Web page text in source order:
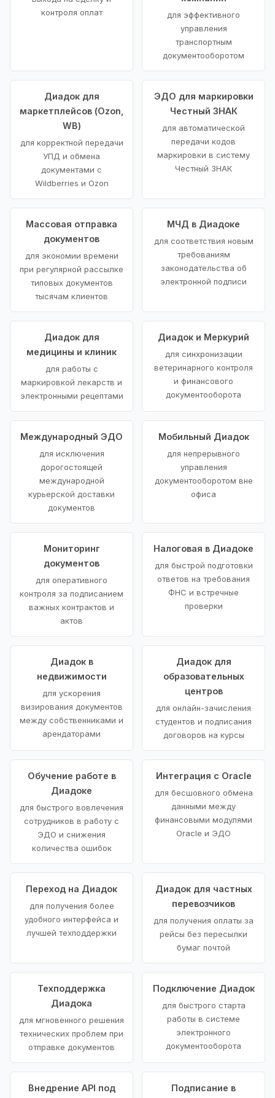
контроля оплат
для эффективного
управления
транспортным
документооборотом
Диадок для
маркетплейсов (Ozon,
WB)
для корректной передачи
УПД и обмена
документами с
Wildberries и Ozon
ЭДО для маркировки
Честный ЗНАК
для автоматической
передачи кодов
маркировки в систему
Честный ЗНАК
Массовая отправка
документов
для экономии времени
при регулярной рассылке
типовых документов
тысячам клиентов
МЧД в Диадоке
для соответствия новым
требованиям
законодательства об
электронной подписи
Диадок для
медицины и клиник
для работы с
маркировкой лекарств и
электронными рецептами
Диадок и Меркурий
для синхронизации
ветеринарного контроля
и финансового
документооборота
Международный ЭДО
для исключения
дорогостоящей
международной
курьерской доставки
документов
Мобильный Диадок
для непрерывного
управления
документооборотом вне
офиса
Мониторинг
документов
для оперативного
контроля за подписанием
важных контрактов и
актов
Налоговая в Диадоке
для быстрой подготовки
ответов на требования
ФНС и встречные
проверки
Диадок в
недвижимости
для ускорения
визирования документов
между собственниками и
арендаторами
Диадок для
образовательных
центров
для онлайн-зачисления
студентов и подписания
договоров на курсы
Обучение работе в
Диадоке
для быстрого вовлечения
сотрудников в работу с
ЭДО и снижения
количества ошибок
Интеграция с Oracle
для бесшовного обмена
данными между
финансовыми модулями
Oracle и ЭДО
Переход на Диадок
для получения более
удобного интерфейса и
лучшей техподдержки
Диадок для частных
перевозчиков
для получения оплаты за
рейсы без пересылки
бумаг почтой
Техподдержка
Диадока
для мгновенного решения
технических проблем при
отправке документов
Подключение Диадок
для быстрого старта
работы в системе
электронного
документооборота
Внедрение API под
Подписание в